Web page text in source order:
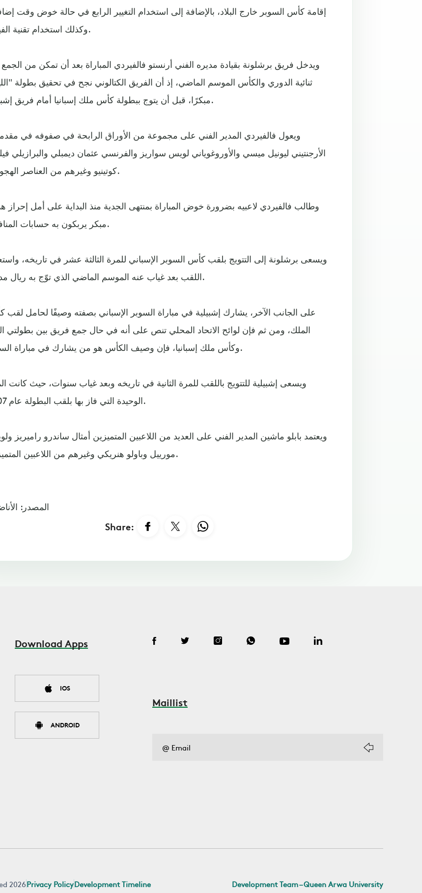
إقامة كأس السوبر خارج البلاد، بالإضافة إلى استخدام التغيير الرابع في حالة خوض وقت
وكذلك استخدام تقنية الفيديو.
ويدخل فريق برشلونة بقيادة مديره الفني أرنستو فالفيردي المباراة بعد أن تمكن من
ثنائية الدوري والكأس الموسم الماضي، إذ أن الفريق الكتالوني نجح في تحقيق بطولة
مبكرًا، قبل أن يتوج ببطولة كأس ملك إسبانيا أمام فريق إشبيلية.
ويعول فالفيردي المدير الفني على مجموعة من الأوراق الرابحة في صفوفه في
الأرجنتيني ليونيل ميسي والأوروغوياني لويس سواريز والفرنسي عثمان ديمبلي والبرازيلي
كوتينيو وغيرهم من العناصر الهجومية.
وطالب فالفيردي لاعبيه بضرورة خوض المباراة بمنتهى الجدية منذ البداية على أمل إحراز
مبكر يربكون به حسابات المنافس.
ويسعى برشلونة إلى التتويج بلقب كأس السوبر الإسباني للمرة الثالثة عشر في تاريخه،
اللقب بعد غياب عنه الموسم الماضي الذي توّج به ريال مدريد.
على الجانب الآخر، يشارك إشبيلية في مباراة السوبر الإسباني بصفته وصيفًا لحامل لقب
الملك، ومن ثم فإن لوائح الاتحاد المحلي تنص على أنه في حال جمع فريق بين بطولتي
وكأس ملك إسبانيا، فإن وصيف الكأس هو من يشارك في مباراة السوبر.
ويسعى إشبيلية للتتويج باللقب للمرة الثانية في تاريخه وبعد غياب سنوات، حيث كانت
الوحيدة التي فاز بها بلقب البطولة عام 2007.
ويعتمد بابلو ماشين المدير الفني على العديد من اللاعبين المتميزين أمثال ساندرو راميريز
مورييل وباولو هنريكي وغيرهم من اللاعبين المتميزين.
المصدر:
Share:
Download Apps
IOS
ANDROID
Maillist
2026Privacy PolicyDevelopment Timeline Development Team – Queen Arwa University